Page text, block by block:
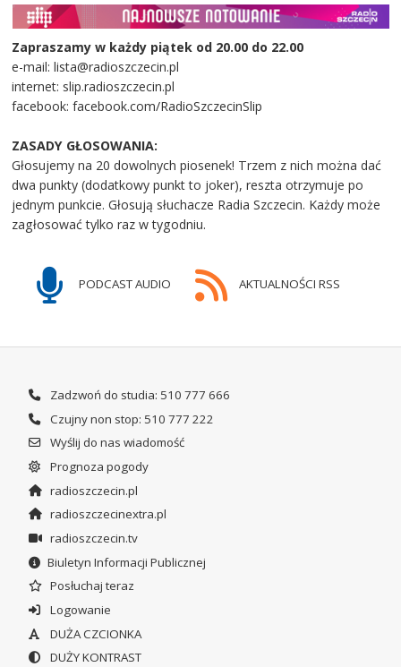
Zapraszamy w każdy piątek od 20.00 do 22.00
e-mail: lista@radioszczecin.pl
internet: slip.radioszczecin.pl
facebook: facebook.com/RadioSzczecinSlip
ZASADY GŁOSOWANIA:
Głosujemy na 20 dowolnych piosenek! Trzem z nich można dać
dwa punkty (dodatkowy punkt to joker), reszta otrzymuje po
jednym punkcie. Głosują słuchacze Radia Szczecin. Każdy może
zagłosować tylko raz w tygodniu.
PODCAST AUDIO AKTUALNOŚCI RSS
Zadzwoń do studia: 510 777 666
Czujny non stop: 510 777 222
Wyślij do nas wiadomość
Prognoza pogody
radioszczecin.pl
radioszczecinextra.pl
radioszczecin.tv
Biuletyn Informacji Publicznej
Posłuchaj teraz
Logowanie
DUŻA CZCIONKA
DUŻY KONTRAST